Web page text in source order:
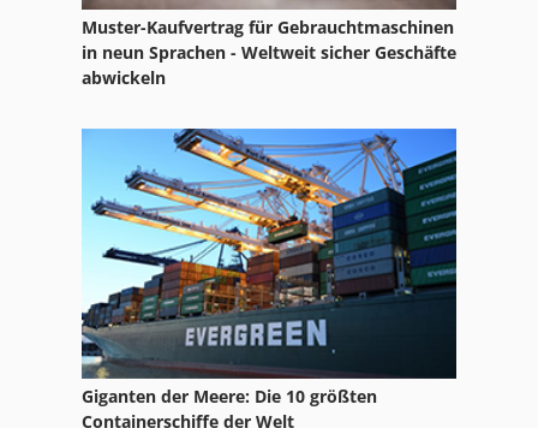
Muster-Kaufvertrag für Gebrauchtmaschinen
in neun Sprachen - Weltweit sicher Geschäfte
abwickeln
Giganten der Meere: Die 10 größten
Containerschiffe der Welt